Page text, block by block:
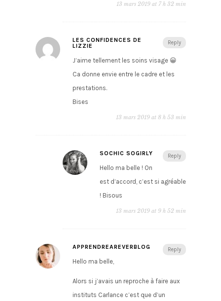
13 mars 2019 at 7 h 32 min
Reply
LES CONFIDENCES DE
LIZZIE
J’aime tellement les soins visage 😀
Ca donne envie entre le cadre et les
prestations.
Bises
13 mars 2019 at 8 h 53 min
Reply
SOCHIC SOGIRLY
Hello ma belle ! On
est d’accord, c’est si agréable
! Bisous
13 mars 2019 at 9 h 52 min
Reply
APPRENDREAREVERBLOG
Hello ma belle,
Alors si j’avais un reproche à faire aux
instituts Carlance c’est que d’un